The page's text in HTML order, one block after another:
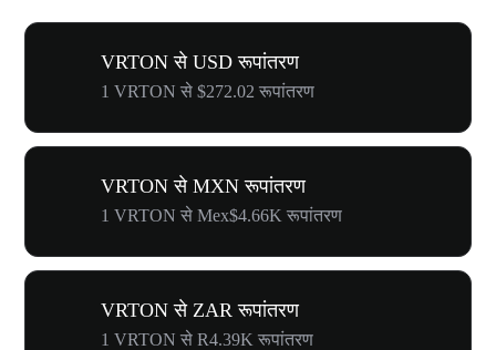
VRTON से USD रूपांतरण
1 VRTON से $272.02 रूपांतरण
VRTON से MXN रूपांतरण
1 VRTON से Mex$4.66K रूपांतरण
VRTON से ZAR रूपांतरण
1 VRTON से R4.39K रूपांतरण